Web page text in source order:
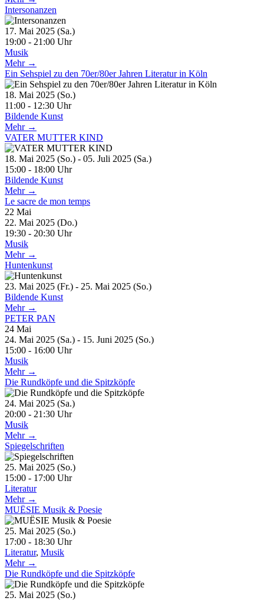
Intersonanzen
17. Mai 2025 (Sa.)
19:00 - 21:00 Uhr
Musik
Mehr →
Ein Sehspiel zu den 70er/80er Jahren Literatur in Köln
18. Mai 2025 (So.)
11:00 - 12:30 Uhr
Bildende Kunst
Mehr →
VATER MUTTER KIND
18. Mai 2025 (So.) - 05. Juli 2025 (Sa.)
15:00 - 18:00 Uhr
Bildende Kunst
Mehr →
Le sacre de mon temps
22 Mai
22. Mai 2025 (Do.)
19:30 - 20:30 Uhr
Musik
Mehr →
Huntenkunst
23. Mai 2025 (Fr.) - 25. Mai 2025 (So.)
Bildende Kunst
Mehr →
PETER PAN
24 Mai
24. Mai 2025 (Sa.) - 15. Juni 2025 (So.)
15:00 - 16:00 Uhr
Musik
Mehr →
Die Rundköpfe und die Spitzköpfe
24. Mai 2025 (Sa.)
20:00 - 21:30 Uhr
Musik
Mehr →
Spiegelschriften
25. Mai 2025 (So.)
15:00 - 17:00 Uhr
Literatur
Mehr →
MUËSIE Musik & Poesie
25. Mai 2025 (So.)
17:00 - 18:30 Uhr
Literatur, Musik
Mehr →
Die Rundköpfe und die Spitzköpfe
25. Mai 2025 (So.)